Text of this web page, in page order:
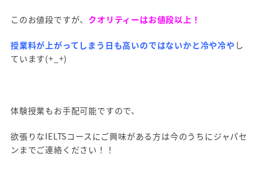
このお値段ですが、 クオリティーはお値段以上！
授業料が上がってしまう日も高いのではないかと冷や冷や し
ています(+_+)
体験授業もお手配可能ですので、
欲張りなIELTSコースにご興味がある方は今のうちにジャパセ
ンまでご連絡ください！！